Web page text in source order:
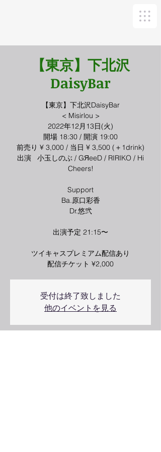
【東京】下北沢
DaisyBar
【東京】下北沢DaisyBar
< Misirlou >
2022年12月13日(火)
開場 18:30 / 開演 19:00
前売り ¥ 3,000 / 当日 ¥ 3,500 (＋1drink)
出演 小玉しのぶ / GЯeeD / RIRIKO / Hi
Cheers!
Support
Ba.原口彩香
Dr.悠弐
出演予定 21:15〜
ツイキャスプレミアム配信あり
受付は終了致しました
他のイベントを見る